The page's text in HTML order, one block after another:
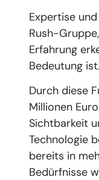
Expertise
Rush-
Erfahrung
Bedeutung ist.
Durch diese
Millionen
Sichtbarkeit
Technologie
bereits in
Bedürfnisse